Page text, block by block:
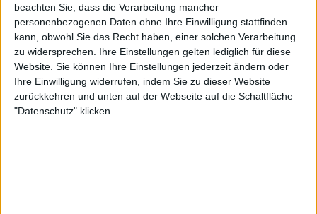
beachten Sie, dass die Verarbeitung mancher
personenbezogenen Daten ohne Ihre Einwilligung stattfinden
kann, obwohl Sie das Recht haben, einer solchen Verarbeitung
zu widersprechen. Ihre Einstellungen gelten lediglich für diese
Website. Sie können Ihre Einstellungen jederzeit ändern oder
Ihre Einwilligung widerrufen, indem Sie zu dieser Website
zurückkehren und unten auf der Webseite auf die Schaltfläche
"Datenschutz" klicken.
Aktuell